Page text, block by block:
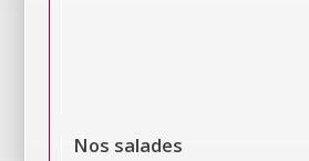
Nos salades